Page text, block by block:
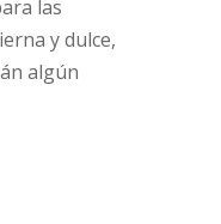
las
y dulce,
algún